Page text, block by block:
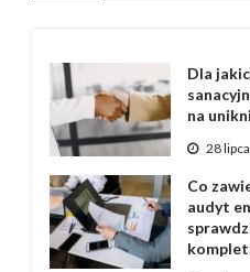
Dla
na
28
Co
audyt